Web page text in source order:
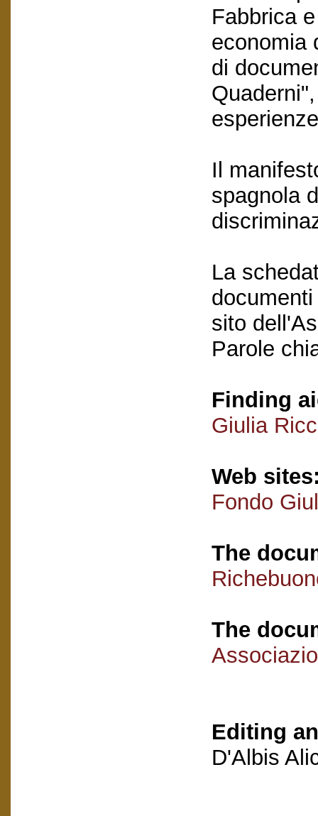
Fabbrica
economia
di
Il
spagnola
La
sito
Parole
Finding
Giulia
Web
Fondo
The
The
Editing
D'Albis